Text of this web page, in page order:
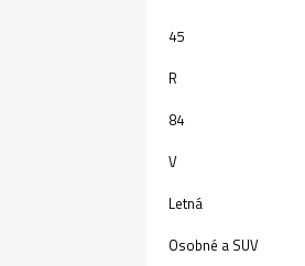
45
R
84
V
Letná
Osobné a SUV